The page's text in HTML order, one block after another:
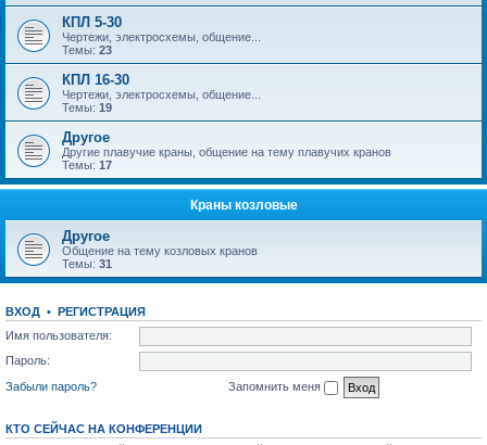
КПЛ 5-30
Чертежи, электросхемы, общение...
Темы: 23
КПЛ 16-30
Чертежи, электросхемы, общение...
Темы: 19
Другое
Другие плавучие краны, общение на тему плавучих кранов
Темы: 17
Краны козловые
Другое
Общение на тему козловых кранов
Темы: 31
ВХОД • РЕГИСТРАЦИЯ
Имя пользователя:
Пароль:
Забыли пароль?
Запомнить меня
КТО СЕЙЧАС НА КОНФЕРЕНЦИИ